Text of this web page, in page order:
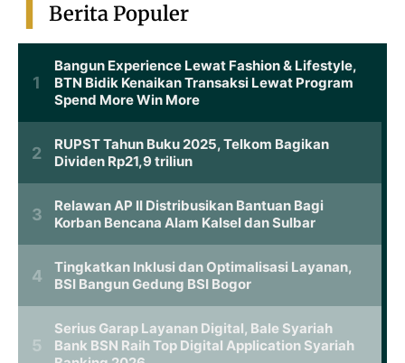
Berita Populer